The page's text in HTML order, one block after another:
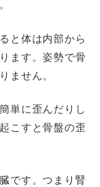
と体は内部から
ます。姿勢で骨
ません。
単に歪んだりし
こすと骨盤の歪
です。つまり腎